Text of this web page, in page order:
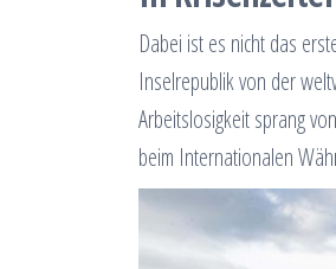
Dabei ist es nicht das
Inselrepublik von der
Arbeitslosigkeit sprang
beim Internationalen